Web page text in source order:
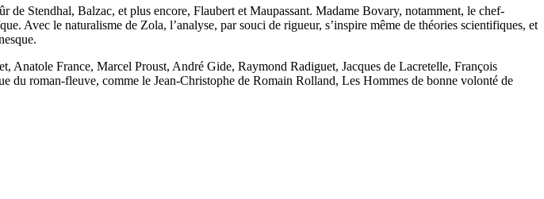
de Stendhal, Balzac, et plus encore, Flaubert et Maupassant. Madame Bovary, notamment, le chef-
Avec le naturalisme de Zola, l’analyse, par souci de rigueur, s’inspire même de théories scientifiques, et
Anatole France, Marcel Proust, André Gide, Raymond Radiguet, Jacques de Lacretelle, François
du roman-fleuve, comme le Jean-Christophe de Romain Rolland, Les Hommes de bonne volonté de